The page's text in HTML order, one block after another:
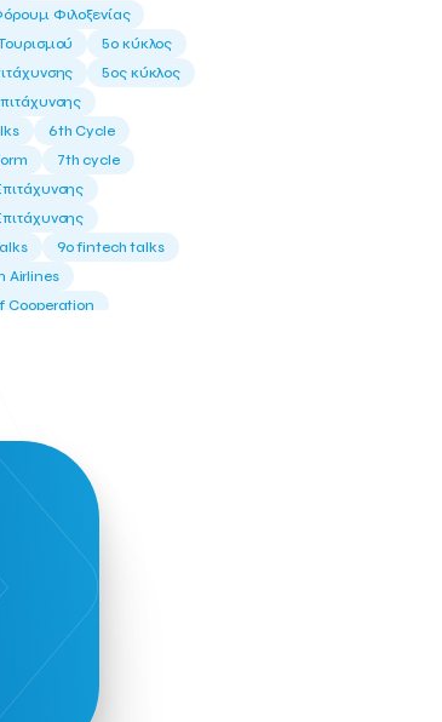
Φιλοξενίας
5ο κύκλος
5ος κύκλος
6th Cycle
7th cycle
9ο fintech talks
Airlines
Cooperation
Boutique Resort
Applications
of Economics &
Best incubator
34-35
Hotel